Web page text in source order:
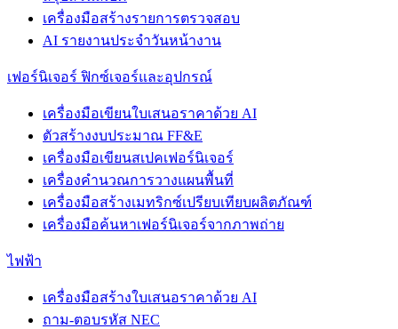
เครื่องมือสร้างรายการตรวจสอบ
AI รายงานประจำวันหน้างาน
เฟอร์นิเจอร์ ฟิกซ์เจอร์และอุปกรณ์
เครื่องมือเขียนใบเสนอราคาด้วย AI
ตัวสร้างงบประมาณ FF&E
เครื่องมือเขียนสเปคเฟอร์นิเจอร์
เครื่องคำนวณการวางแผนพื้นที่
เครื่องมือสร้างเมทริกซ์เปรียบเทียบผลิตภัณฑ์
เครื่องมือค้นหาเฟอร์นิเจอร์จากภาพถ่าย
ไฟฟ้า
เครื่องมือสร้างใบเสนอราคาด้วย AI
ถาม-ตอบรหัส NEC